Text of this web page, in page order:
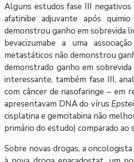
Alguns estudos fase III negativos
afatinibe adjuvante após
demonstrou ganho em sobrevida
bevacizumabe a uma
metastáticos não demonstrou
demonstrado ganho em
interessante, também fase III,
com câncer de nasofaringe – em
apresentavam DNA do vírus
cisplatina e gemcitabina não
primário do estudo) comparado
Sobre novas drogas, a